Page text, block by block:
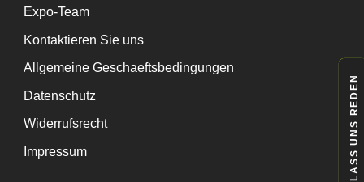
LASS UNS REDEN
Expo-Team
Kontaktieren Sie uns
Allgemeine Geschaeftsbedingungen
Datenschutz
Widerrufsrecht
Impressum